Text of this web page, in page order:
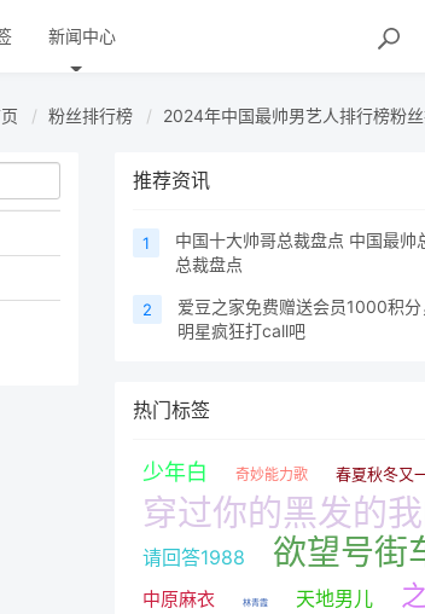
新闻中心
粉丝排行榜 2024年中国最帅男艺人排行榜粉
推荐资讯
1
中国十大帅哥总裁盘点 中国最帅
总裁盘点
2
爱豆之家免费赠送会员1000积
明星疯狂打call吧
热门标签
少年白 奇妙能力歌 春夏秋冬又
穿过你的黑发的
请回答1988 欲望号街
中原麻衣 林青霞 天地男儿